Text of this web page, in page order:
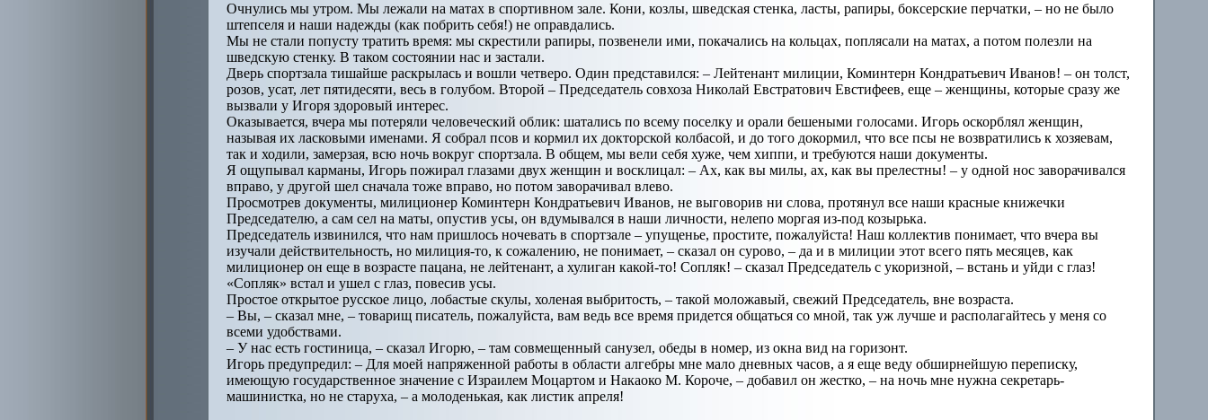
Очнулись мы утром. Мы лежали на матах в спортивном зале. Кони, козлы, шведская стенка, ласты, рапиры, боксерские перчатки, – но не было
штепселя и наши надежды (как побрить себя!) не оправдались.
Мы не стали попусту тратить время: мы скрестили рапиры, позвенели ими, покачались на кольцах, поплясали на матах, а потом полезли на
шведскую стенку. В таком состоянии нас и застали.
Дверь спортзала тишайше раскрылась и вошли четверо. Один представился: – Лейтенант милиции, Коминтерн Кондратьевич Иванов! – он толст,
розов, усат, лет пятидесяти, весь в голубом. Второй – Председатель совхоза Николай Евстратович Евстифеев, еще – женщины, которые сразу же
вызвали у Игоря здоровый интерес.
Оказывается, вчера мы потеряли человеческий облик: шатались по всему поселку и орали бешеными голосами. Игорь оскорблял женщин,
называя их ласковыми именами. Я собрал псов и кормил их докторской колбасой, и до того докормил, что все псы не возвратились к хозяевам,
так и ходили, замерзая, всю ночь вокруг спортзала. В общем, мы вели себя хуже, чем хиппи, и требуются наши документы.
Я ощупывал карманы, Игорь пожирал глазами двух женщин и восклицал: – Ах, как вы милы, ах, как вы прелестны! – у одной нос заворачивался
вправо, у другой шел сначала тоже вправо, но потом заворачивал влево.
Просмотрев документы, милиционер Коминтерн Кондратьевич Иванов, не выговорив ни слова, протянул все наши красные книжечки
Председателю, а сам сел на маты, опустив усы, он вдумывался в наши личности, нелепо моргая из-под козырька.
Председатель извинился, что нам пришлось ночевать в спортзале – упущенье, простите, пожалуйста! Наш коллектив понимает, что вчера вы
изучали действительность, но милиция-то, к сожалению, не понимает, – сказал он сурово, – да и в милиции этот всего пять месяцев, как
милиционер он еще в возрасте пацана, не лейтенант, а хулиган какой-то! Сопляк! – сказал Председатель с укоризной, – встань и уйди с глаз!
«Сопляк» встал и ушел с глаз, повесив усы.
Простое открытое русское лицо, лобастые скулы, холеная выбритость, – такой моложавый, свежий Председатель, вне возраста.
– Вы, – сказал мне, – товарищ писатель, пожалуйста, вам ведь все время придется общаться со мной, так уж лучше и располагайтесь у меня со
всеми удобствами.
– У нас есть гостиница, – сказал Игорю, – там совмещенный санузел, обеды в номер, из окна вид на горизонт.
Игорь предупредил: – Для моей напряженной работы в области алгебры мне мало дневных часов, а я еще веду обширнейшую переписку,
имеющую государственное значение с Израилем Моцартом и Накаоко М. Короче, – добавил он жестко, – на ночь мне нужна секретарь-
машинистка, но не старуха, – а молоденькая, как листик апреля!